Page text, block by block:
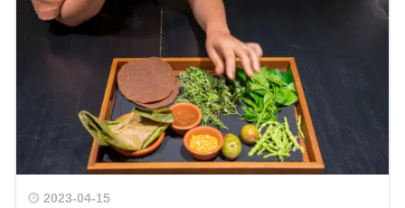
2023-04-15